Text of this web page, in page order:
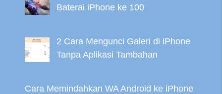
Baterai iPhone ke 100
2 Cara Mengunci Galeri di iPhone
Tanpa Aplikasi Tambahan
Cara Memindahkan WA Android ke iPhone